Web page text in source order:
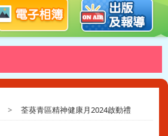
> 荃葵青區精神健康月2024啟動禮